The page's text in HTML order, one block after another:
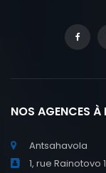
NOS AGENCES
Antsahavola
1, rue Rainotovo